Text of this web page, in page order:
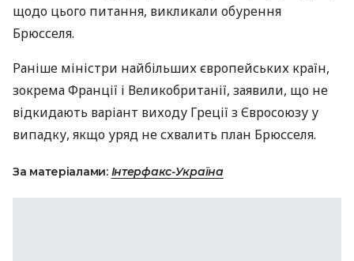
щодо цього питання, викликали обурення
Брюсселя.
Раніше міністри найбільших європейських країн,
зокрема Франції і Великобританії, заявили, що не
відкидають варіант виходу Греції з Євросоюзу у
випадку, якщо уряд не схвалить план Брюсселя.
За матеріалами: Інтерфакс-Україна